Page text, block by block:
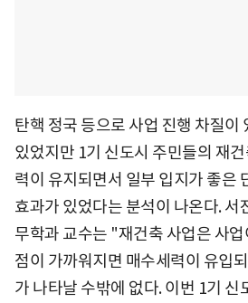
탄핵 정국 등으로 사업 진행 차질이
있었지만 1기 신도시 주민들의 재
력이 유지되면서 일부 입지가 좋은
효과가 있었다는 분석이 나온다. 서
무학과 교수는 "재건축 사업은 사업
점이 가까워지면 매수세력이 유입
가 나타날 수밖에 없다. 이번 1기 신